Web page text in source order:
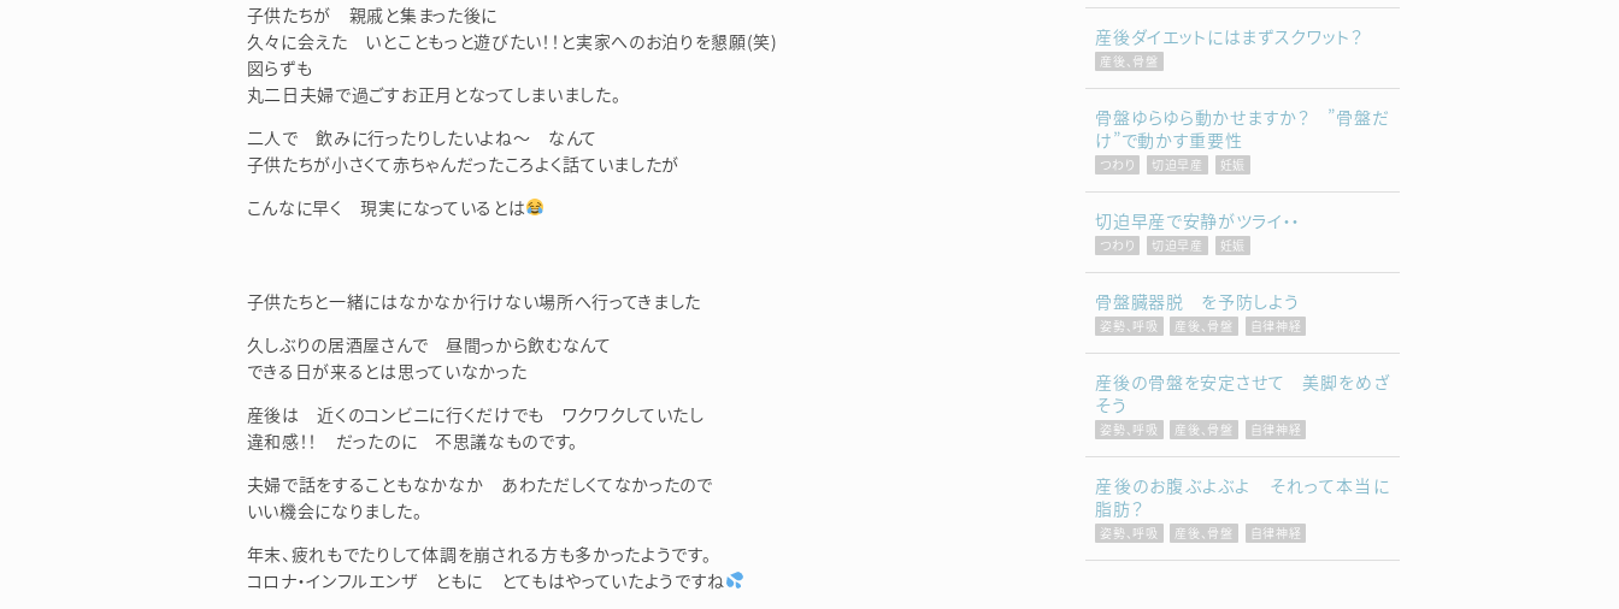
子供たちが 親戚と集まった後に
久々に会えた いとこともっと遊びたい！！と実家へのお泊りを懇願(笑)
図らずも
丸二日夫婦で過ごすお正月となってしまいました。
二人で 飲みに行ったりしたいよね～ なんて
子供たちが小さくて赤ちゃんだったころよく話ていましたが
こんなに早く 現実になっているとは
子供たちと一緒にはなかなか行けない場所へ行ってきました
久しぶりの居酒屋さんで 昼間っから飲むなんて
できる日が来るとは思っていなかった
産後は 近くのコンビニに行くだけでも ワクワクしていたし
違和感！！ だったのに 不思議なものです。
夫婦で話をすることもなかなか あわただしくてなかったので
いい機会になりました。
年末、疲れもでたりして体調を崩される方も多かったようです。
コロナ・インフルエンザ ともに とてもはやっていたようですね
産後ダイエットにはまずスクワット？
産後、骨盤
骨盤ゆらゆら動かせますか？ ”骨盤だ
け”で動かす重要性
つわり 切迫早産 妊娠
切迫早産で安静がツライ・・
つわり 切迫早産 妊娠
骨盤臓器脱 を予防しよう
姿勢、呼吸 産後、骨盤 自律神経
産後の骨盤を安定させて 美脚をめざ
そう
姿勢、呼吸 産後、骨盤 自律神経
産後のお腹ぶよぶよ それって本当に
脂肪？
姿勢、呼吸 産後、骨盤 自律神経